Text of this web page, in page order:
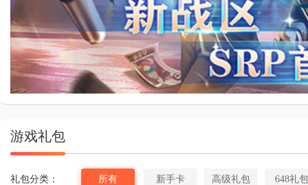
游戏礼包
礼包分类： 所有 新手卡 高级礼包 648礼包